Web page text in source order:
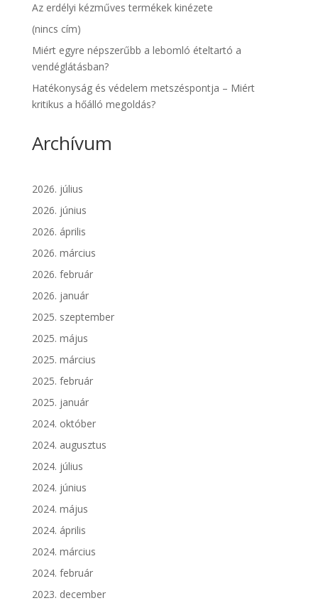
Az erdélyi kézműves termékek kinézete
(nincs cím)
Miért egyre népszerűbb a lebomló ételtartó a
vendéglátásban?
Hatékonyság és védelem metszéspontja – Miért
kritikus a hőálló megoldás?
Archívum
2026. július
2026. június
2026. április
2026. március
2026. február
2026. január
2025. szeptember
2025. május
2025. március
2025. február
2025. január
2024. október
2024. augusztus
2024. július
2024. június
2024. május
2024. április
2024. március
2024. február
2023. december